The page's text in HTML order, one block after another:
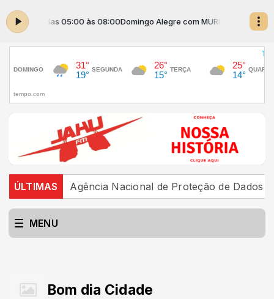
MURILO das 05:00 às 08:00Domingo Alegre com MURILO das 05:00
ÚLTIMAS
Brasil Agência Nacional de Proteção de Dados
MENU
Bom dia Cidade